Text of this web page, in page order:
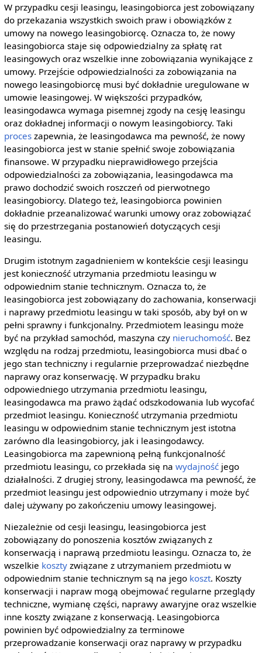
W przypadku cesji leasingu, leasingobiorca jest zobowiązany
do przekazania wszystkich swoich praw i obowiązków z
umowy na nowego leasingobiorcę. Oznacza to, że nowy
leasingobiorca staje się odpowiedzialny za spłatę rat
leasingowych oraz wszelkie inne zobowiązania wynikające z
umowy. Przejście odpowiedzialności za zobowiązania na
nowego leasingobiorcę musi być dokładnie uregulowane w
umowie leasingowej. W większości przypadków,
leasingodawca wymaga pisemnej zgody na cesję leasingu
oraz dokładnej informacji o nowym leasingobiorcy. Taki
proceszapewnia, że leasingodawca ma pewność, że nowy
leasingobiorca jest w stanie spełnić swoje zobowiązania
finansowe. W przypadku nieprawidłowego przejścia
odpowiedzialności za zobowiązania, leasingodawca ma
prawo dochodzić swoich roszczeń od pierwotnego
leasingobiorcy. Dlatego też, leasingobiorca powinien
dokładnie przeanalizować warunki umowy oraz zobowiązać
się do przestrzegania postanowień dotyczących cesji
leasingu.
Drugim istotnym zagadnieniem w kontekście cesji leasingu
jest konieczność utrzymania przedmiotu leasingu w
odpowiednim stanie technicznym. Oznacza to, że
leasingobiorca jest zobowiązany do zachowania, konserwacji
i naprawy przedmiotu leasingu w taki sposób, aby był on w
pełni sprawny i funkcjonalny. Przedmiotem leasingu może
być na przykład samochód, maszyna czy nieruchomość. Bez
względu na rodzaj przedmiotu, leasingobiorca musi dbać o
jego stan techniczny i regularnie przeprowadzać niezbędne
naprawy oraz konserwację. W przypadku braku
odpowiedniego utrzymania przedmiotu leasingu,
leasingodawca ma prawo żądać odszkodowania lub wycofać
przedmiot leasingu. Konieczność utrzymania przedmiotu
leasingu w odpowiednim stanie technicznym jest istotna
zarówno dla leasingobiorcy, jak i leasingodawcy.
Leasingobiorca ma zapewnioną pełną funkcjonalność
przedmiotu leasingu, co przekłada się na wydajnośćjego
działalności. Z drugiej strony, leasingodawca ma pewność, że
przedmiot leasingu jest odpowiednio utrzymany i może być
dalej używany po zakończeniu umowy leasingowej.
Niezależnie od cesji leasingu, leasingobiorca jest
zobowiązany do ponoszenia kosztów związanych z
konserwacją i naprawą przedmiotu leasingu. Oznacza to, że
wszelkie kosztyzwiązane z utrzymaniem przedmiotu w
odpowiednim stanie technicznym są na jego koszt. Koszty
konserwacji i napraw mogą obejmować regularne przeglądy
techniczne, wymianę części, naprawy awaryjne oraz wszelkie
inne koszty związane z konserwacją. Leasingobiorca
powinien być odpowiedzialny za terminowe
przeprowadzanie konserwacji oraz naprawy w przypadku